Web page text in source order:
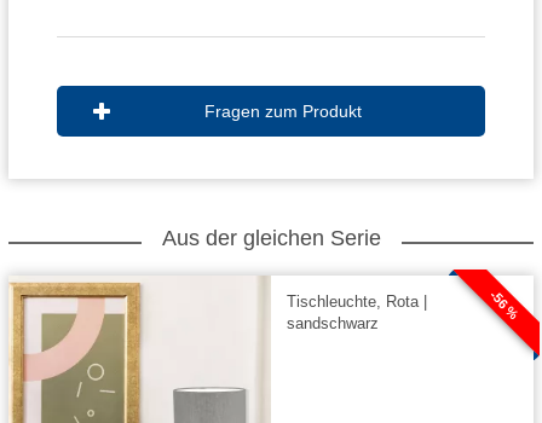
Fragen zum Produkt
Aus der gleichen Serie
-56 %
Tischleuchte, Rota |
sandschwarz